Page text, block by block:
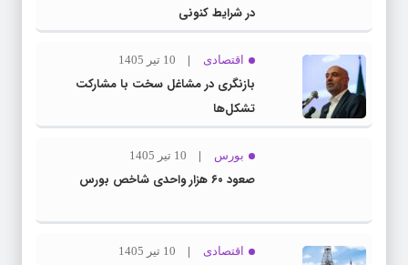
در شرایط کنونی
اقتصادی 10 تیر 1405
بازنگری در مشاغل سخت با مشارکت
تشکل‌ها
بورس 10 تیر 1405
صعود ۶۰ هزار واحدی شاخص بورس
اقتصادی 10 تیر 1405